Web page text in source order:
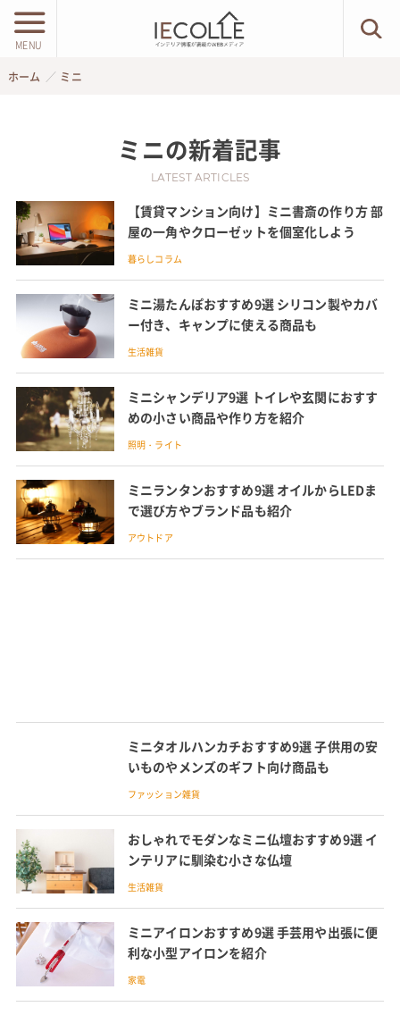
MENU
ホーム ミニ
ミニの新着記事
LATEST ARTICLES
【賃貸マンション向け】ミニ書斎の作り方 部
屋の一角やクローゼットを個室化しよう
暮らしコラム
ミニ湯たんぽおすすめ9選 シリコン製やカバ
ー付き、キャンプに使える商品も
生活雑貨
ミニシャンデリア9選 トイレや玄関におすす
めの小さい商品や作り方を紹介
照明・ライト
ミニランタンおすすめ9選 オイルからLEDま
で選び方やブランド品も紹介
アウトドア
ミニタオルハンカチおすすめ9選 子供用の安
いものやメンズのギフト向け商品も
ファッション雑貨
おしゃれでモダンなミニ仏壇おすすめ9選 イ
ンテリアに馴染む小さな仏壇
生活雑貨
ミニアイロンおすすめ9選 手芸用や出張に便
利な小型アイロンを紹介
家電